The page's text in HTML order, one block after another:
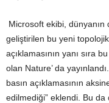
Microsoft ekibi, dünyanın
geliştirilen bu yeni
açıklamasının yanı sıra
olan Nature’ da
basın açıklamasının
edilmediği” eklendi. Bu da